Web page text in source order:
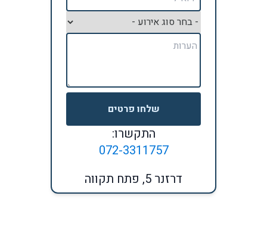
שלחו פרטים
התקשרו:
072-3311757
דרזנר 5, פתח תקווה